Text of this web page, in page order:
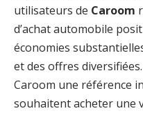
utilisateurs de Caroom
d’achat automobile
économies
et des offres
Caroom une référence
souhaitent acheter une